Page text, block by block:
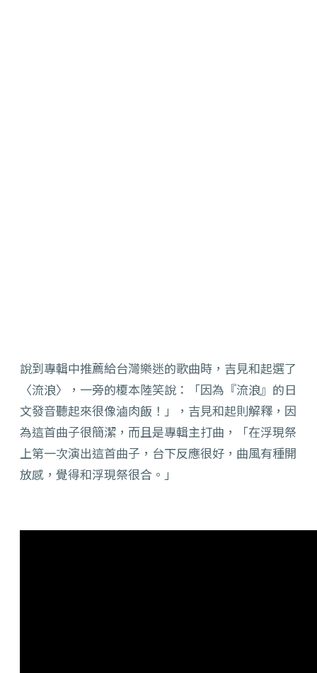
說到專輯中推薦給台灣樂迷的歌曲時，吉見和起選了
〈流浪〉，一旁的榎本陸笑說：「因為『流浪』的日
文發音聽起來很像滷肉飯！」，吉見和起則解釋，因
為這首曲子很簡潔，而且是專輯主打曲，「在浮現祭
上第一次演出這首曲子，台下反應很好，曲風有種開
放感，覺得和浮現祭很合。」